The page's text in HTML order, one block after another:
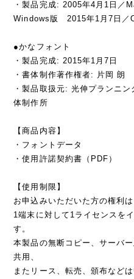
・製品完成: 2005年4月1日
Windows版 2015年1月7日／
●かなフォント
・製品完成: 2015年1月7日
・書体制作著作権者: 片岡 朗
・製品取扱元: 光伸プランニ
体制作所
【商品内容】
・フォントデータ
・使用許諾契約書（PDF）
【使用制限】
お申込みいただいた方の権利
1端末に対して1ライセンスを
す。
本製品の無断コピー、サーバ
共用、
またリース、転売、頒布など